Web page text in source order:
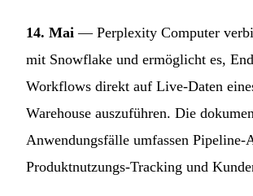
14. Mai — Perplexity Computer
mit Snowflake und ermöglicht es,
Workflows direkt auf Live-Daten
Warehouse auszuführen. Die
Anwendungsfälle umfassen Pipeline-
Produktnutzungs-Tracking und